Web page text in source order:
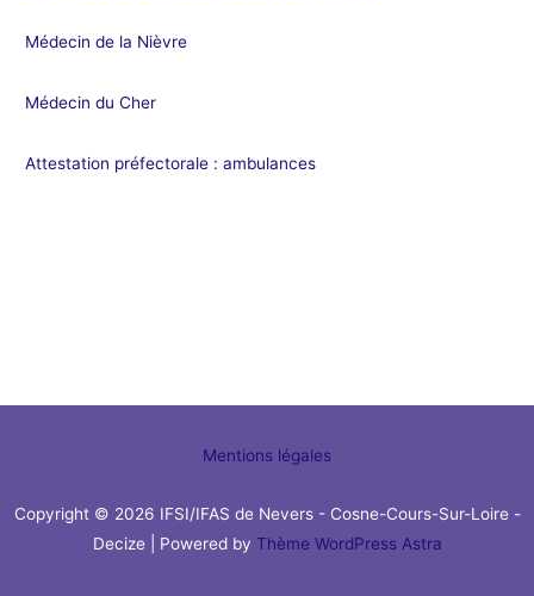
Médecin de la Nièvre
Médecin du Cher
Attestation préfectorale : ambulances
Mentions légales
Copyright © 2026 IFSI/IFAS de Nevers - Cosne-Cours-Sur-Loire -
Decize | Powered by Thème WordPress Astra